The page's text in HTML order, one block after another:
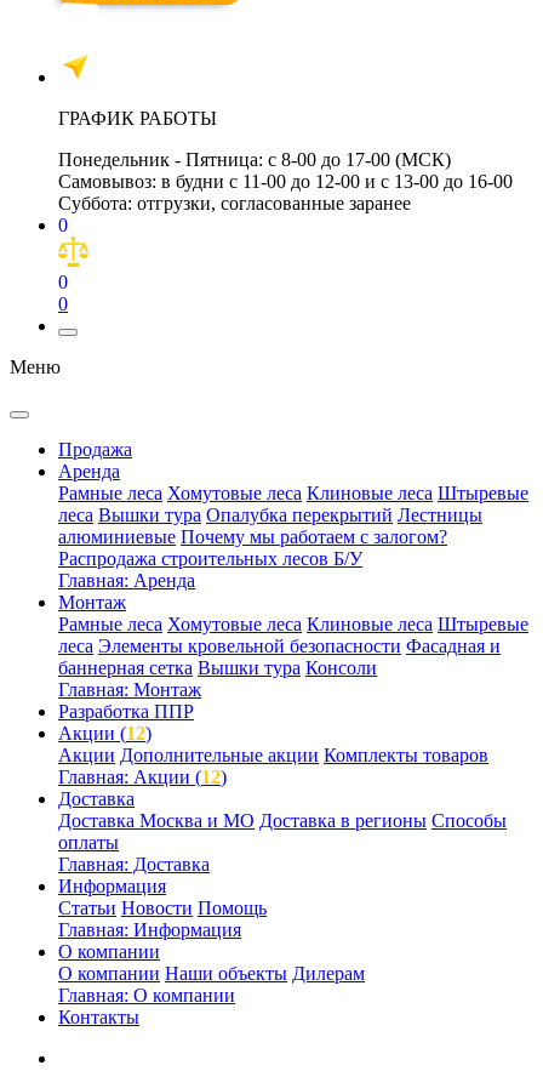
ГРАФИК РАБОТЫ
Понедельник - Пятница: с 8-00 до 17-00 (МСК)
Самовывоз: в будни с 11-00 до 12-00 и с 13-00 до 16-00
Суббота: отгрузки, согласованные заранее
0
0
0
Меню
Продажа
Аренда
Рамные леса Хомутовые леса Клиновые леса Штыревые
леса Вышки тура Опалубка перекрытий Лестницы
алюминиевые Почему мы работаем с залогом?
Распродажа строительных лесов Б/У
Главная: Аренда
Монтаж
Рамные леса Хомутовые леса Клиновые леса Штыревые
леса Элементы кровельной безопасности Фасадная и
баннерная сетка Вышки тура Консоли
Главная: Монтаж
Разработка ППР
Акции (12)
Акции Дополнительные акции Комплекты товаров
Главная: Акции (12)
Доставка
Доставка Москва и МО Доставка в регионы Способы
оплаты
Главная: Доставка
Информация
Статьи Новости Помощь
Главная: Информация
О компании
О компании Наши объекты Дилерам
Главная: О компании
Контакты